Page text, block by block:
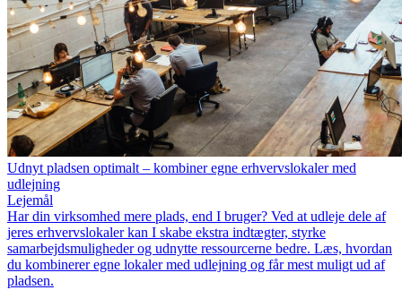
Udnyt pladsen optimalt – kombiner egne erhvervslokaler med
udlejning
Lejemål
Har din virksomhed mere plads, end I bruger? Ved at udleje dele af
jeres erhvervslokaler kan I skabe ekstra indtægter, styrke
samarbejdsmuligheder og udnytte ressourcerne bedre. Læs, hvordan
du kombinerer egne lokaler med udlejning og får mest muligt ud af
pladsen.